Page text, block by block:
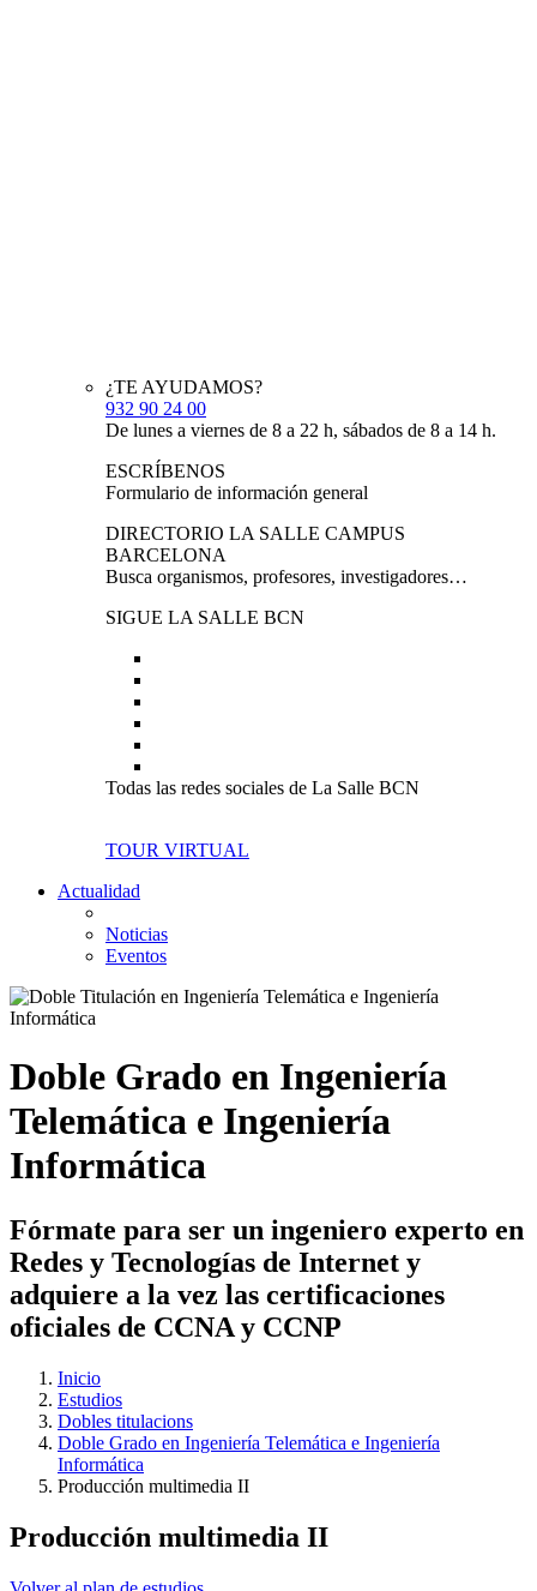
¿TE AYUDAMOS?
932 90 24 00
De lunes a viernes de 8 a 22 h, sábados de 8 a 14 h.
ESCRÍBENOS
Formulario de información general
DIRECTORIO LA SALLE CAMPUS
BARCELONA
Busca organismos, profesores, investigadores…
SIGUE LA SALLE BCN
Todas las redes sociales de La Salle BCN
TOUR VIRTUAL
Actualidad
Noticias
Eventos
Doble Grado en Ingeniería
Telemática e Ingeniería
Informática
Fórmate para ser un ingeniero experto en
Redes y Tecnologías de Internet y
adquiere a la vez las certificaciones
oficiales de CCNA y CCNP
Inicio
Estudios
Dobles titulacions
Doble Grado en Ingeniería Telemática e Ingeniería
Informática
Producción multimedia II
Producción multimedia II